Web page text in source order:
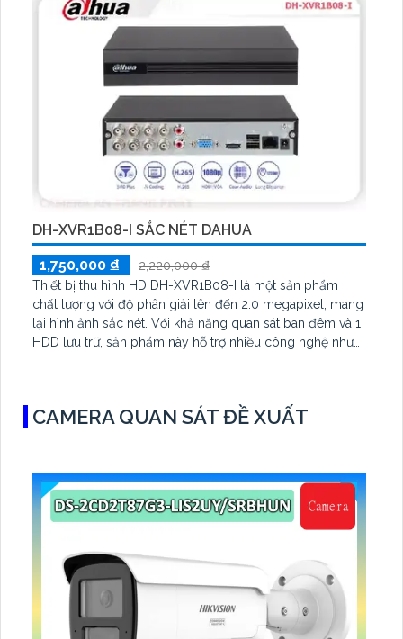
DH-XVR1B08-I SẮC NÉT DAHUA
1,750,000 ₫
2,220,000 ₫
Thiết bị thu hình HD DH-XVR1B08-I là một sản phẩm
chất lượng với độ phân giải lên đến 2.0 megapixel, mang
lại hình ảnh sắc nét. Với khả năng quan sát ban đêm và 1
HDD lưu trữ, sản phẩm này hỗ trợ nhiều công nghệ như
CAMERA QUAN SÁT ĐỀ XUẤT